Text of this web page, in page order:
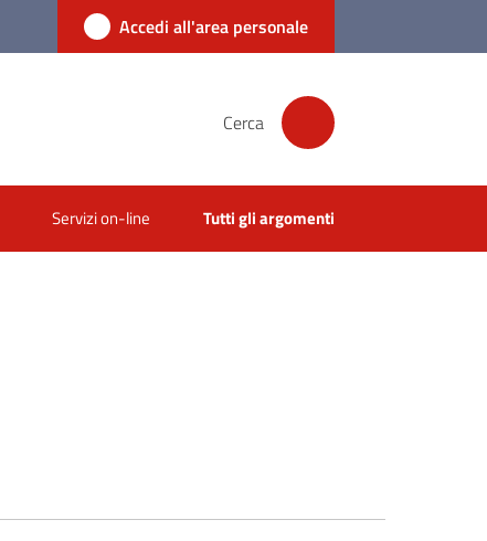
Accedi all'area personale
Cerca
Servizi on-line Tutti gli argomenti